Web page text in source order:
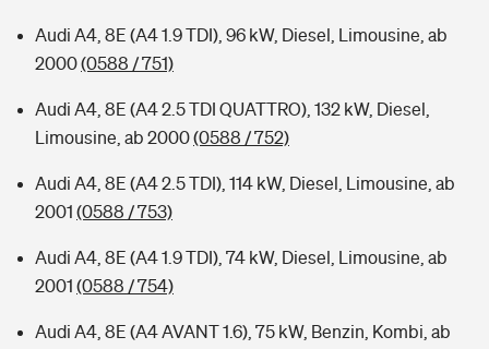
Audi A4, 8E (A4 1.9 TDI), 96 kW, Diesel, Limousine, ab
2000(0588 / 751)
Audi A4, 8E (A4 2.5 TDI QUATTRO), 132 kW, Diesel,
Limousine, ab 2000(0588 / 752)
Audi A4, 8E (A4 2.5 TDI), 114 kW, Diesel, Limousine, ab
2001 (0588 / 753)
Audi A4, 8E (A4 1.9 TDI), 74 kW, Diesel, Limousine, ab
2001 (0588 / 754)
Audi A4, 8E (A4 AVANT 1.6), 75 kW, Benzin, Kombi, ab